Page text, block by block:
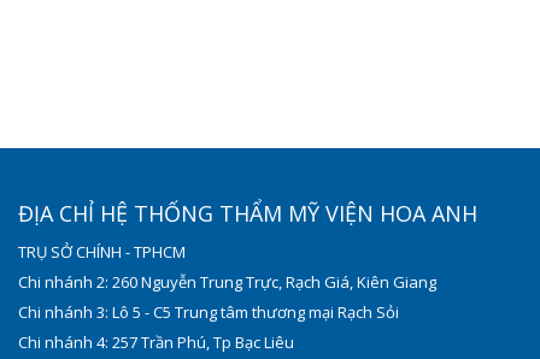
ĐỊA CHỈ HỆ THỐNG THẨM MỸ VIỆN HOA ANH
TRỤ SỞ CHÍNH - TPHCM
Chi nhánh 2: 260 Nguyễn Trung Trực, Rạch Giá, Kiên Giang
Chi nhánh 3: Lô 5 - C5 Trung tâm thương mại Rạch Sỏi
Chi nhánh 4: 257 Trần Phú, Tp Bạc Liêu